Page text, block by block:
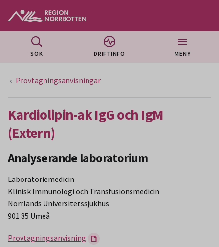
SÖK DRIFTINFO MENY
Provtagningsanvisningar
Kardiolipin-ak IgG och IgM
(Extern)
Analyserande laboratorium
Laboratoriemedicin
Klinisk Immunologi och Transfusionsmedicin
Norrlands Universitetssjukhus
901 85 Umeå
Provtagningsanvisning